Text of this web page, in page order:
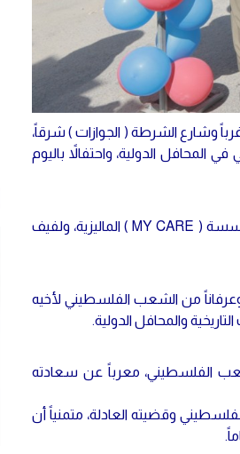
وشارع الشرطة ( الجوازات ) شرقاً،
الدولية، واحتفالاً باليوم
وحضر حفل التدشين؛ رئيس تجمع المؤسسات الماليزية محمد نادر نوري، ومدير مؤسسة ( MY CARE ) الماليزية، ولفيف
من الشعب الفلسطيني لأخيه
والمحافل الدولية.
الفلسطيني، معرباً عن سعادته
وقضيته العادلة، متمنياً أن